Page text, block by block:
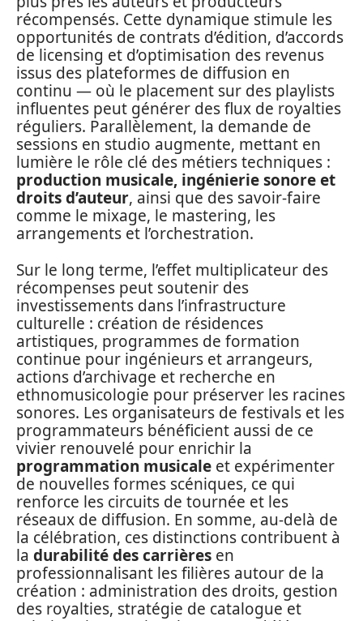
récompensés. Cette dynamique stimule les
opportunités de contrats d’édition, d’accords
de licensing et d’optimisation des revenus
issus des plateformes de diffusion en
continu — où le placement sur des playlists
influentes peut générer des flux de royalties
réguliers. Parallèlement, la demande de
sessions en studio augmente, mettant en
lumière le rôle clé des métiers techniques :
production musicale, ingénierie sonore et
droits d’auteur, ainsi que des savoir-faire
comme le mixage, le mastering, les
arrangements et l’orchestration.
Sur le long terme, l’effet multiplicateur des
récompenses peut soutenir des
investissements dans l’infrastructure
culturelle : création de résidences
artistiques, programmes de formation
continue pour ingénieurs et arrangeurs,
actions d’archivage et recherche en
ethnomusicologie pour préserver les racines
sonores. Les organisateurs de festivals et les
programmateurs bénéficient aussi de ce
vivier renouvelé pour enrichir la
programmation musicale et expérimenter
de nouvelles formes scéniques, ce qui
renforce les circuits de tournée et les
réseaux de diffusion. En somme, au-delà de
la célébration, ces distinctions contribuent à
la durabilité des carrières en
professionnalisant les filières autour de la
création : administration des droits, gestion
des royalties, stratégie de catalogue et